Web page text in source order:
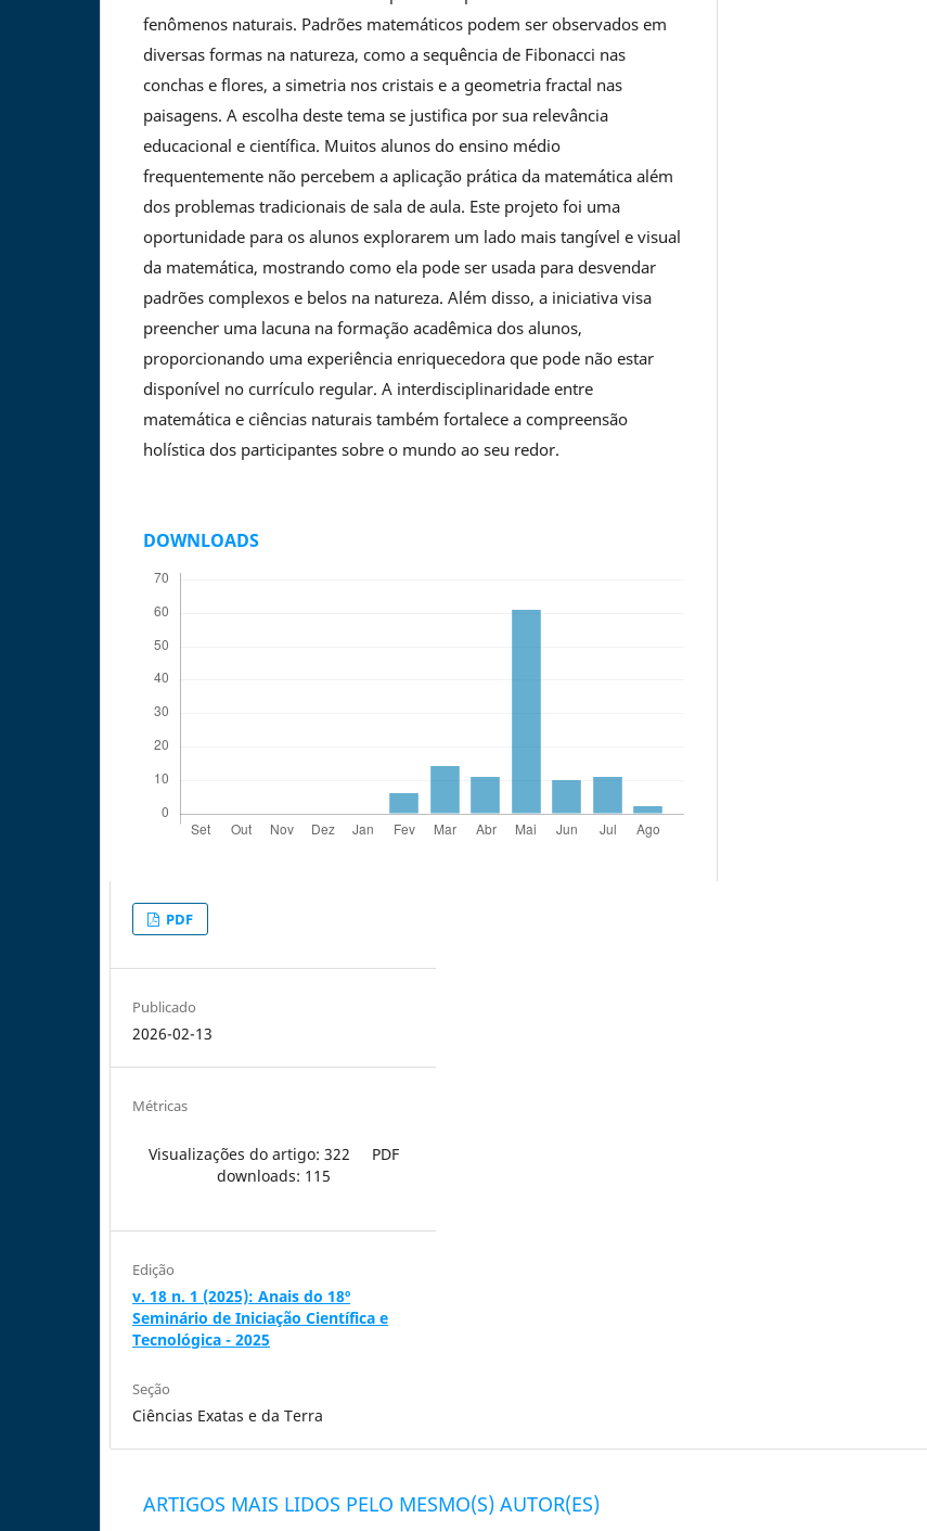
fenômenos naturais. Padrões matemáticos podem ser observados em
diversas formas na natureza, como a sequência de Fibonacci nas
conchas e flores, a simetria nos cristais e a geometria fractal nas
paisagens. A escolha deste tema se justifica por sua relevância
educacional e científica. Muitos alunos do ensino médio
frequentemente não percebem a aplicação prática da matemática além
dos problemas tradicionais de sala de aula. Este projeto foi uma
oportunidade para os alunos explorarem um lado mais tangível e visual
da matemática, mostrando como ela pode ser usada para desvendar
padrões complexos e belos na natureza. Além disso, a iniciativa visa
preencher uma lacuna na formação acadêmica dos alunos,
proporcionando uma experiência enriquecedora que pode não estar
disponível no currículo regular. A interdisciplinaridade entre
matemática e ciências naturais também fortalece a compreensão
holística dos participantes sobre o mundo ao seu redor.
DOWNLOADS
PDF
Publicado
2026-02-13
Métricas
Visualizações do artigo: 322
PDF
downloads: 115
Edição
v. 18 n. 1 (2025): Anais do 18º
Seminário de Iniciação Científica e
Tecnológica - 2025
Seção
Ciências Exatas e da Terra
ARTIGOS MAIS LIDOS PELO MESMO(S) AUTOR(ES)